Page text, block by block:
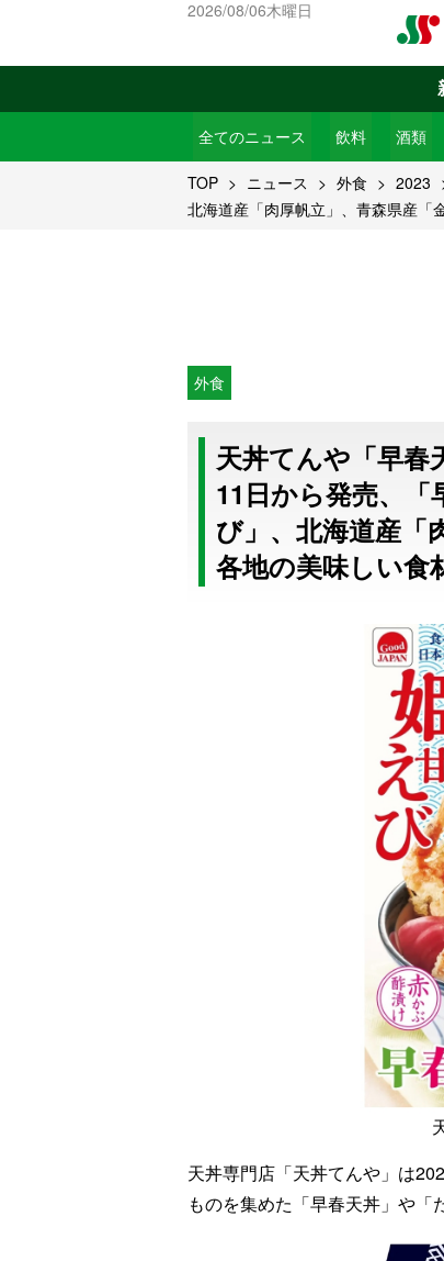
2026/08/06木曜日
全てのニュース 飲料 酒類
TOP ニュース 外食 2023
北海道産「肉厚帆立」、青森県産「
外食
天丼てんや「早春
11日から発売、「
び」、北海道産「
各地の美味しい食
天丼専門店「天丼てんや」は
ものを集めた「早春天丼」や「